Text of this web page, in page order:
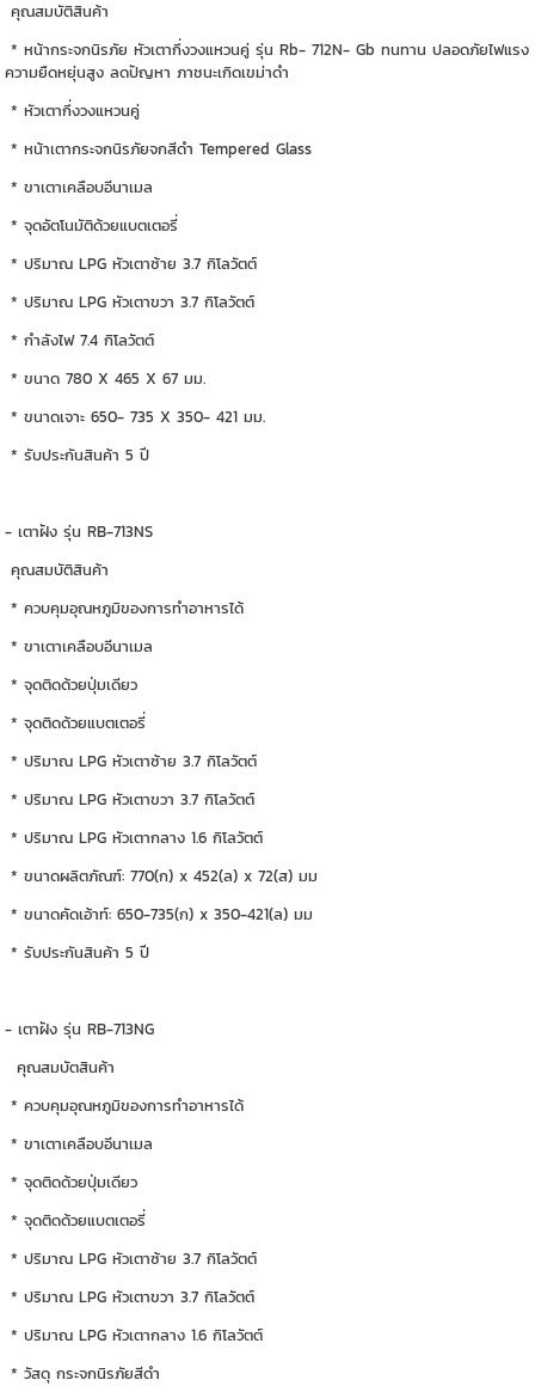
คุณสมบัติสินค้า
* หน้ากระจกนิรภัย หัวเตากึ่งวงแหวนคู่ รุ่น Rb- 712N- Gb ทนทาน ปลอดภัยไฟแรง
ความยืดหยุ่นสูง ลดปัญหา ภาชนะเกิดเขม่าดำ
* หัวเตากึ่งวงแหวนคู่
* หน้าเตากระจกนิรภัยจกสีดำ Tempered Glass
* ขาเตาเคลือบอีนาเมล
* จุดอัตโนมัติด้วยแบตเตอรี่
* ปริมาณ LPG หัวเตาซ้าย 3.7 กิโลวัตต์
* ปริมาณ LPG หัวเตาขวา 3.7 กิโลวัตต์
* กำลังไฟ 7.4 กิโลวัตต์
* ขนาด 780 X 465 X 67 มม.
* ขนาดเจาะ 650- 735 X 350- 421 มม.
* รับประกันสินค้า 5 ปี
- เตาฝัง รุ่น RB-713NS
คุณสมบัติสินค้า
* ควบคุมอุณหภูมิของการทำอาหารได้
* ขาเตาเคลือบอีนาเมล
* จุดติดด้วยปุ่มเดียว
* จุดติดด้วยแบตเตอรี่
* ปริมาณ LPG หัวเตาซ้าย 3.7 กิโลวัตต์
* ปริมาณ LPG หัวเตาขวา 3.7 กิโลวัตต์
* ปริมาณ LPG หัวเตากลาง 1.6 กิโลวัตต์
* ขนาดผลิตภัณฑ์: 770(ก) x 452(ล) x 72(ส) มม
* ขนาดคัดเอ้าท์: 650-735(ก) x 350-421(ล) มม
* รับประกันสินค้า 5 ปี
- เตาฝัง รุ่น RB-713NG
คุณสมบัตสินค้า
* ควบคุมอุณหภูมิของการทำอาหารได้
* ขาเตาเคลือบอีนาเมล
* จุดติดด้วยปุ่มเดียว
* จุดติดด้วยแบตเตอรี่
* ปริมาณ LPG หัวเตาซ้าย 3.7 กิโลวัตต์
* ปริมาณ LPG หัวเตาขวา 3.7 กิโลวัตต์
* ปริมาณ LPG หัวเตากลาง 1.6 กิโลวัตต์
* วัสดุ กระจกนิรภัยสีดำ